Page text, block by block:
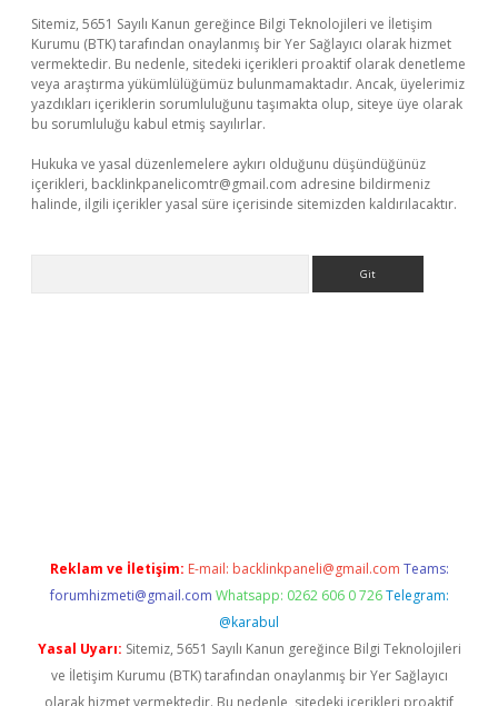
Sitemiz, 5651 Sayılı Kanun gereğince Bilgi Teknolojileri ve İletişim
Kurumu (BTK) tarafından onaylanmış bir Yer Sağlayıcı olarak hizmet
vermektedir. Bu nedenle, sitedeki içerikleri proaktif olarak denetleme
veya araştırma yükümlülüğümüz bulunmamaktadır. Ancak, üyelerimiz
yazdıkları içeriklerin sorumluluğunu taşımakta olup, siteye üye olarak
bu sorumluluğu kabul etmiş sayılırlar.
Hukuka ve yasal düzenlemelere aykırı olduğunu düşündüğünüz
içerikleri, backlinkpanelicomtr@gmail.com adresine bildirmeniz
halinde, ilgili içerikler yasal süre içerisinde sitemizden kaldırılacaktır.
Reklam ve İletişim: E-mail: backlinkpaneli@gmail.com Teams:
forumhizmeti@gmail.com Whatsapp: 0262 606 0 726 Telegram:
@karabul
Yasal Uyarı: Sitemiz, 5651 Sayılı Kanun gereğince Bilgi Teknolojileri
ve İletişim Kurumu (BTK) tarafından onaylanmış bir Yer Sağlayıcı
olarak hizmet vermektedir. Bu nedenle, sitedeki içerikleri proaktif